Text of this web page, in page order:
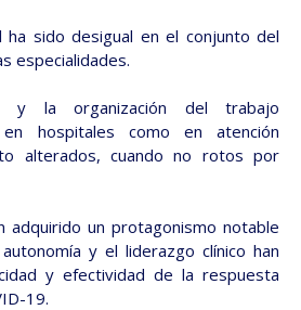
ha sido desigual en el conjunto del
especialidades.
y la organización del trabajo
hospitales como en atención
alterados, cuando no rotos por
adquirido un protagonismo notable
y el liderazgo clínico han
y efectividad de la respuesta
19.